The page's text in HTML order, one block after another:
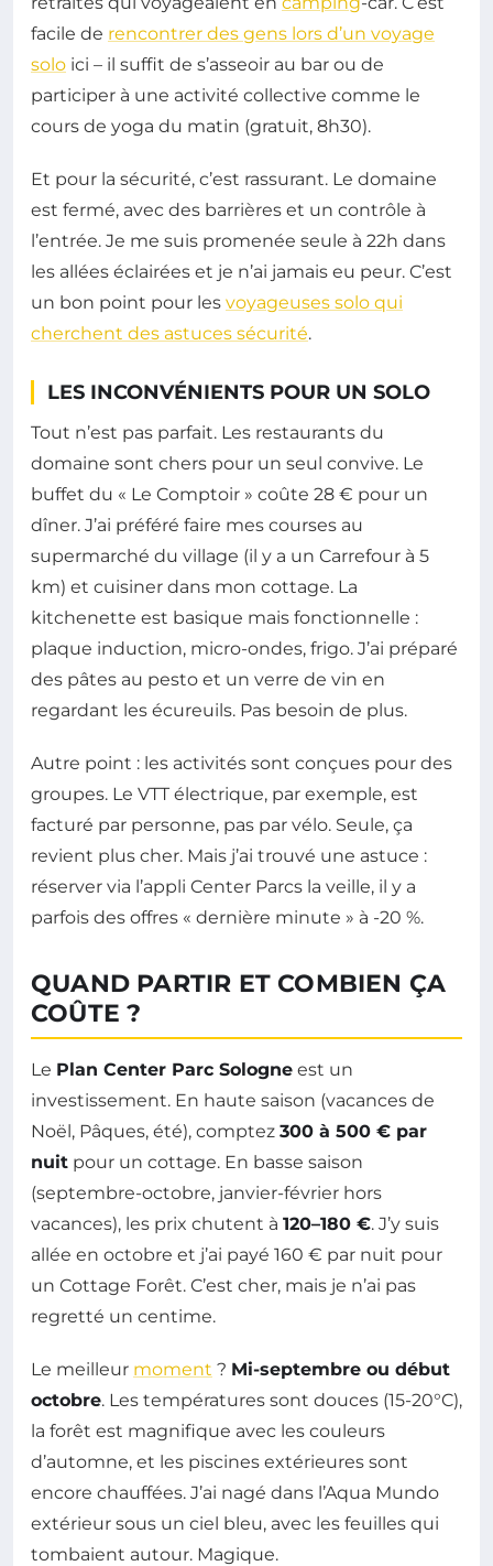
facile de rencontrer des gens lors d’un voyage
solo ici – il suffit de s’asseoir au bar ou de
participer à une activité collective comme le
cours de yoga du matin (gratuit, 8h30).
Et pour la sécurité, c’est rassurant. Le domaine
est fermé, avec des barrières et un contrôle à
l’entrée. Je me suis promenée seule à 22h dans
les allées éclairées et je n’ai jamais eu peur. C’est
un bon point pour les voyageuses solo qui
cherchent des astuces sécurité.
LES INCONVÉNIENTS POUR UN SOLO
Tout n’est pas parfait. Les restaurants du
domaine sont chers pour un seul convive. Le
buffet du « Le Comptoir » coûte 28 € pour un
dîner. J’ai préféré faire mes courses au
supermarché du village (il y a un Carrefour à 5
km) et cuisiner dans mon cottage. La
kitchenette est basique mais fonctionnelle :
plaque induction, micro-ondes, frigo. J’ai préparé
des pâtes au pesto et un verre de vin en
regardant les écureuils. Pas besoin de plus.
Autre point : les activités sont conçues pour des
groupes. Le VTT électrique, par exemple, est
facturé par personne, pas par vélo. Seule, ça
revient plus cher. Mais j’ai trouvé une astuce :
réserver via l’appli Center Parcs la veille, il y a
parfois des offres « dernière minute » à -20 %.
QUAND PARTIR ET COMBIEN ÇA
COÛTE ?
Le Plan Center Parc Sologne est un
investissement. En haute saison (vacances de
Noël, Pâques, été), comptez 300 à 500 € par
nuit pour un cottage. En basse saison
(septembre-octobre, janvier-février hors
vacances), les prix chutent à 120–180 €. J’y suis
allée en octobre et j’ai payé 160 € par nuit pour
un Cottage Forêt. C’est cher, mais je n’ai pas
regretté un centime.
Le meilleur moment ? Mi-septembre ou début
octobre. Les températures sont douces (15-20°C),
la forêt est magnifique avec les couleurs
d’automne, et les piscines extérieures sont
encore chauffées. J’ai nagé dans l’Aqua Mundo
extérieur sous un ciel bleu, avec les feuilles qui
tombaient autour. Magique.